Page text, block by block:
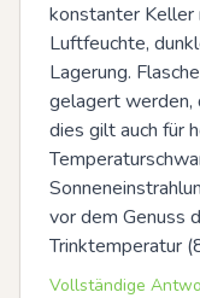
konstanter
Luftfeuchte,
Lagerung.
gelagert werden,
dies gilt auch für
vor dem Genuss
Trinktemperatur
Vollständige